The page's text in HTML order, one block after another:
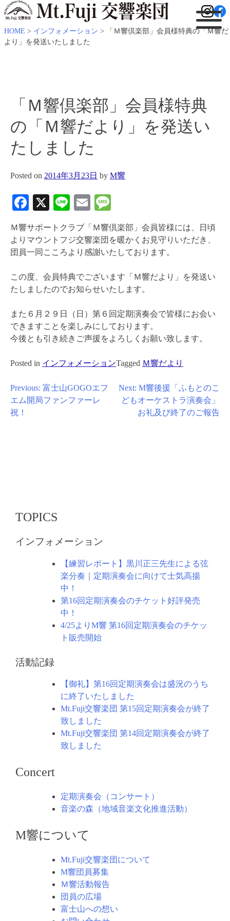
HOME > インフォメーション >
「Ｍ響倶楽部」会員様特典の「Ｍ響だ
より」を発送いたしました
「Ｍ響倶楽部」会員様特典
の「Ｍ響だより」を発送い
たしました
Posted on 2014年3月23日 by M響
Facebook
X LineEmail
Ｍ響サポートクラブ「Ｍ響倶楽部」会員皆様には、日頃
よりマウントフジ交響楽団を暖かくお見守りいただき、
団員一同こころより感謝いたしております。
この度、会員特典でございます「Ｍ響だより」を発送い
たしましたのでお知らせいたします。
また６月２９日（日）第６回定期演奏会で皆様にお会い
できますことを楽しみにしております。
今後とも引き続きご声援をよろしくお願い致します。
Posted in インフォメーションTagged Ｍ響だより
投
稿
ナ
ン
Previous: 富士山GOGOエフ
エム開局ファンファーレ
祝！
Next: M響後援「ふもとのこ
どもオーケストラ演奏会」
お礼及び終了のご報告
TOPICS
インフォメーション
【練習レポート】黒川正三先生による弦
楽分奏｜定期演奏会に向けて士気高揚
中！
第16回定期演奏会のチケット好評発売
中！
4/25よりM響 第16回定期演奏会のチケッ
ト販売開始
活動記録
【御礼】第16回定期演奏会は盛況のうち
に終了いたしました
Mt.Fuji交響楽団 第15回定期演奏会が終了
致しました
Mt.Fuji交響楽団 第14回定期演奏会が終了
致しました
Concert
定期演奏会（コンサート）
音楽の森（地域音楽文化推進活動）
M響について
Mt.Fuji交響楽団について
M響団員募集
Ｍ響活動報告
団員の広場
富士山への想い